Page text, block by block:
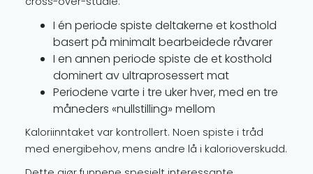
I én periode spiste deltakerne et kosthold
basert på minimalt bearbeidede råvarer
I en annen periode spiste de et kosthold
dominert av ultraprosessert mat
Periodene varte i tre uker hver, med en tre
måneders «nullstilling» mellom
Kaloriinntaket var kontrollert. Noen spiste i tråd
med energibehov, mens andre lå i kalorioverskudd.